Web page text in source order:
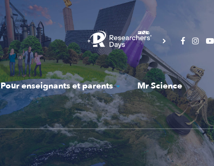
Pour enseignants et parents Mr Science